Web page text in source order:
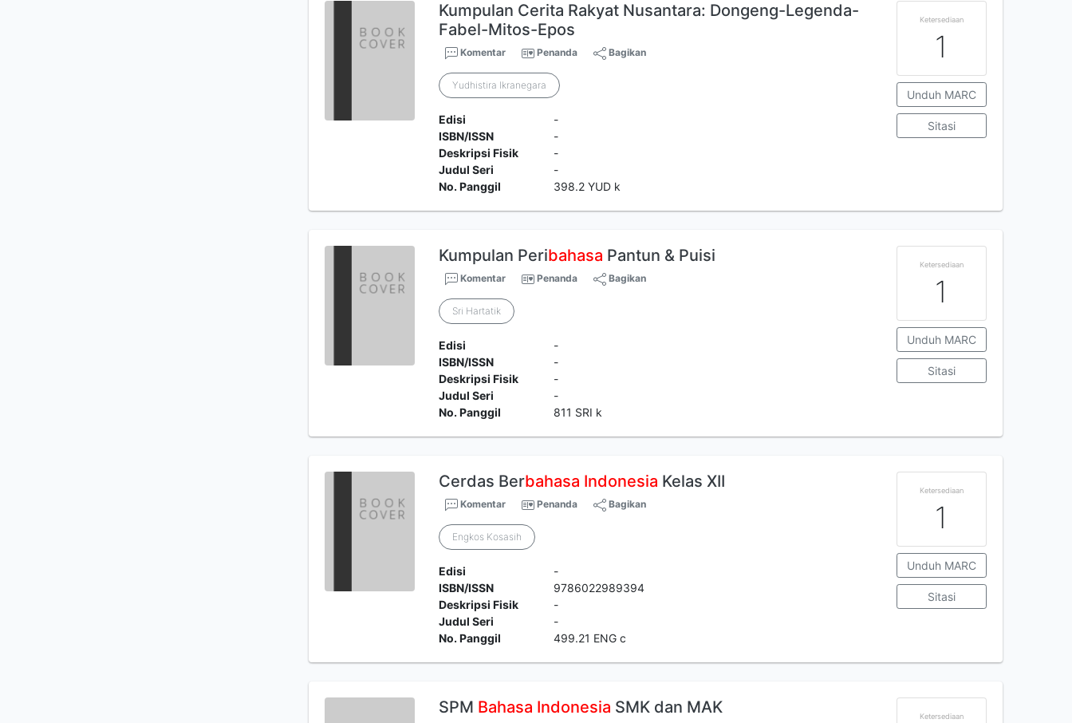
Kumpulan Cerita Rakyat Nusantara: Dongeng-Legenda-
Fabel-Mitos-Epos
Komentar Penanda Bagikan
Yudhistira Ikranegara
Edisi
-
ISBN/ISSN
-
Deskripsi Fisik
-
Judul Seri
-
No. Panggil
398.2 YUD k
Ketersediaan
1
Unduh MARC
Sitasi
Kumpulan Peribahasa Pantun & Puisi
Komentar Penanda Bagikan
Sri Hartatik
Edisi
-
ISBN/ISSN
-
Deskripsi Fisik
-
Judul Seri
-
No. Panggil
811 SRI k
Ketersediaan
1
Unduh MARC
Sitasi
Cerdas Berbahasa Indonesia Kelas XII
Komentar Penanda Bagikan
Engkos Kosasih
Edisi
-
ISBN/ISSN
9786022989394
Deskripsi Fisik
-
Judul Seri
-
No. Panggil
499.21 ENG c
Ketersediaan
1
Unduh MARC
Sitasi
SPM Bahasa Indonesia SMK dan MAK Ketersediaan